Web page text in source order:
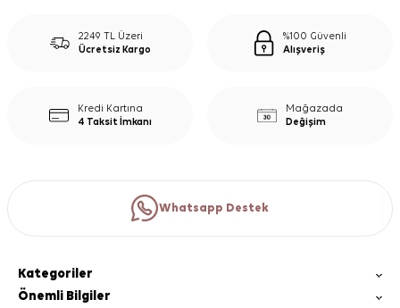
2249 TL Üzeri
Ücretsiz Kargo
%100 Güvenli
Alışveriş
Kredi Kartına
4 Taksit İmkanı
Mağazada
Değişim
Whatsapp Destek
Kategoriler
Önemli Bilgiler